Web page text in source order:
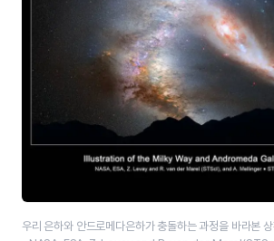
우리 은하와 안드로메다은하가 충돌하는 과정을 바라본